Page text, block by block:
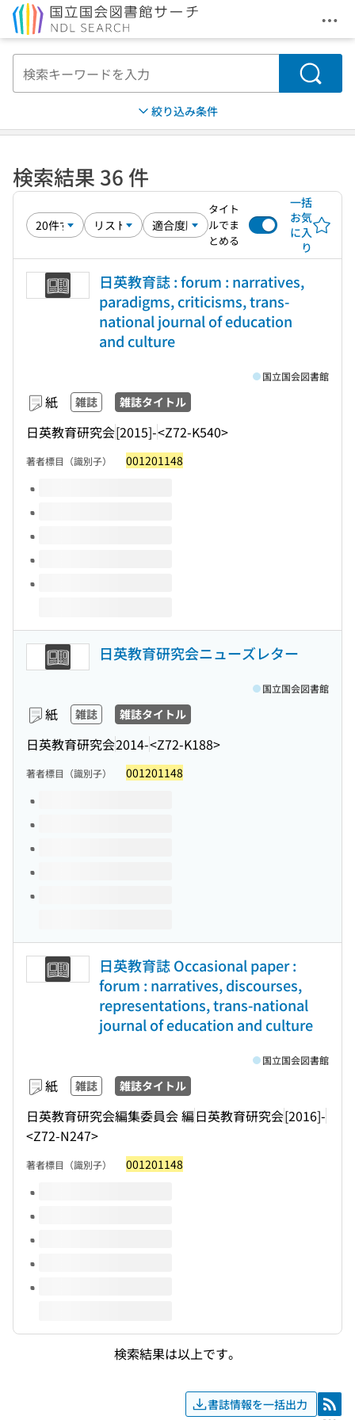
メ
検索
絞り込み条件
検索結果 36 件
タイト
ルでま
とめる
一括
お気
に入
り
日英教育誌 : forum : narratives,
paradigms, criticisms, trans-
national journal of education
and culture
紙 雑誌 雑誌タイトル
日英教育研究会[2015]-<Z72-K540>
国立国会図書館
著者標目（識別子） 001201148
このタイトルの巻号
日英教育研究会ニューズレター
紙 雑誌 雑誌タイトル
日英教育研究会2014-<Z72-K188>
国立国会図書館
著者標目（識別子） 001201148
このタイトルの巻号
日英教育誌 Occasional paper :
forum : narratives, discourses,
representations, trans-national
journal of education and culture
紙 雑誌 雑誌タイトル
日英教育研究会編集委員会 編日英教育研究会[2016]-
<Z72-N247>
国立国会図書館
著者標目（識別子） 001201148
このタイトルの巻号
検索結果は以上です。
書誌情報を一括出力 RSS